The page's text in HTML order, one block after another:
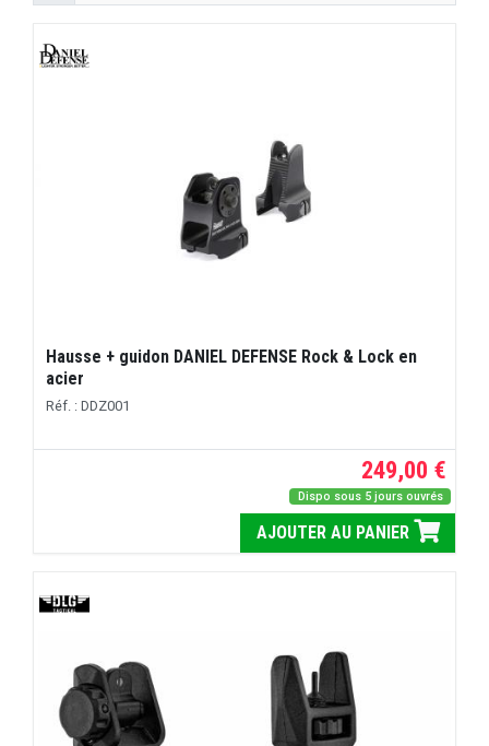
Hausse + guidon DANIEL DEFENSE Rock & Lock en
acier
Réf. : DDZ001
249,00 €
Dispo sous 5 jours ouvrés
AJOUTER AU PANIER